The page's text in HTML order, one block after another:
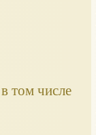
том числе